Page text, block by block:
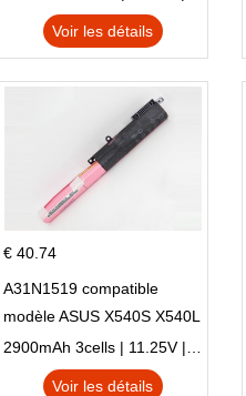
Voir les détails
€ 40.74
A31N1519 compatible
modèle ASUS X540S X540L
X540LA-SI302 X540SA
X540S
Voir les détails